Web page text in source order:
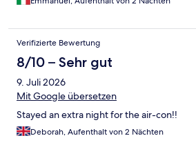
Verifizierte Bewertung
8/10 – Sehr gut
9. Juli 2026
Mit Google übersetzen
Stayed an extra night for the air-con!!
Deborah, Aufenthalt von 2 Nächten